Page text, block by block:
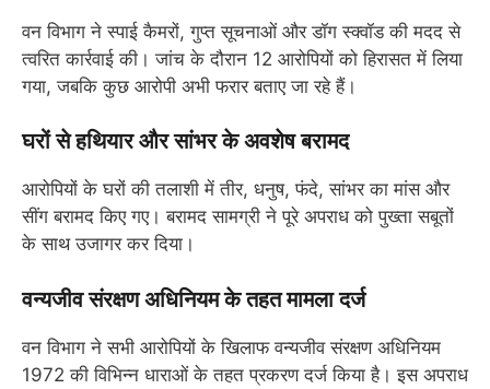
वन विभाग ने स्पाई कैमरों, गुप्त सूचनाओं और डॉग स्क्वॉड की मदद से
त्वरित कार्रवाई की। जांच के दौरान 12 आरोपियों को हिरासत में लिया
गया, जबकि कुछ आरोपी अभी फरार बताए जा रहे हैं।
घरों से हथियार और सांभर के अवशेष बरामद
आरोपियों के घरों की तलाशी में तीर, धनुष, फंदे, सांभर का मांस और
सींग बरामद किए गए। बरामद सामग्री ने पूरे अपराध को पुख्ता सबूतों
के साथ उजागर कर दिया।
वन्यजीव संरक्षण अधिनियम के तहत मामला दर्ज
वन विभाग ने सभी आरोपियों के खिलाफ वन्यजीव संरक्षण अधिनियम
1972 की विभिन्न धाराओं के तहत प्रकरण दर्ज किया है। इस अपराध